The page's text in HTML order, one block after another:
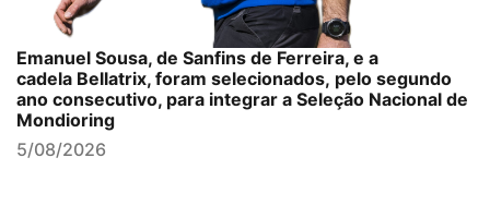
Emanuel Sousa, de Sanfins de Ferreira, e a
cadela Bellatrix, foram selecionados, pelo segundo
ano consecutivo, para integrar a Seleção Nacional de
Mondioring
5/08/2026